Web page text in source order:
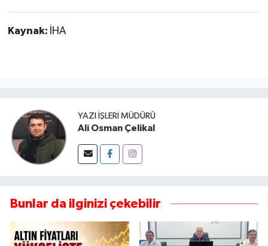
Kaynak: İHA
YAZI İŞLERI MÜDÜRÜ
Ali Osman Çelikal
Bunlar da ilginizi çekebilir